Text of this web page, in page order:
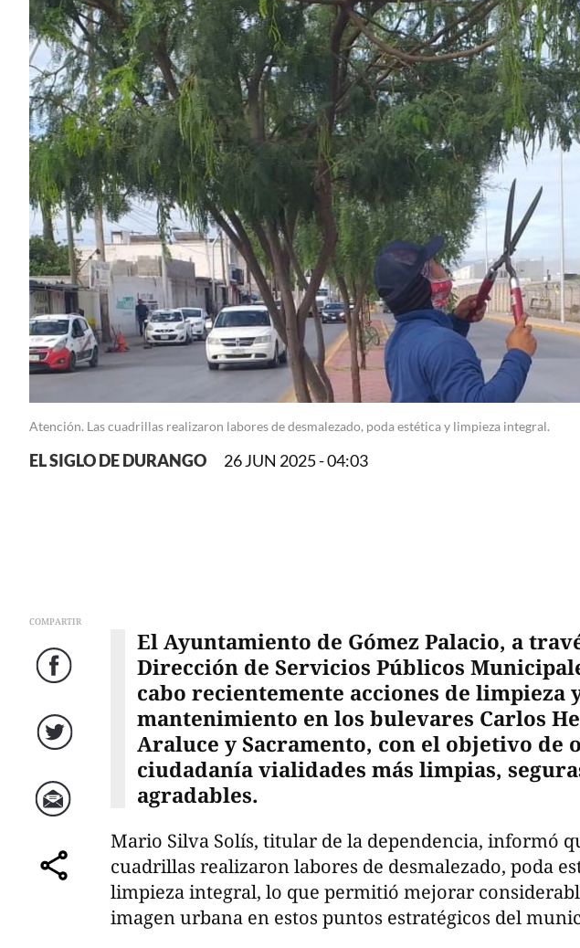
Atención. Las cuadrillas realizaron labores de desmalezado, poda estética y limpieza integral.
EL SIGLO DE DURANGO 26 JUN 2025 - 04:03
COMPARTIR
Facebook
Twitter
Correo
comparte
El Ayuntamiento de Gómez Palacio, a
Dirección de Servicios Públicos
cabo recientemente acciones de limpieza
mantenimiento en los bulevares Carlos
Araluce y Sacramento, con el objetivo de
ciudadanía vialidades más limpias,
agradables.
Mario Silva Solís, titular de la dependencia, informó
cuadrillas realizaron labores de desmalezado, poda
limpieza integral, lo que permitió mejorar
imagen urbana en estos puntos estratégicos del